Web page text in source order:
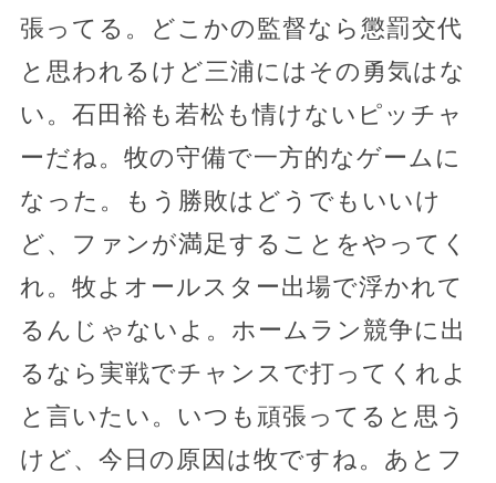
張ってる。どこかの監督なら懲罰交代
と思われるけど三浦にはその勇気はな
い。石田裕も若松も情けないピッチャ
ーだね。牧の守備で一方的なゲームに
なった。もう勝敗はどうでもいいけ
ど、ファンが満足することをやってく
れ。牧よオールスター出場で浮かれて
るんじゃないよ。ホームラン競争に出
るなら実戦でチャンスで打ってくれよ
と言いたい。いつも頑張ってると思う
けど、今日の原因は牧ですね。あとフ